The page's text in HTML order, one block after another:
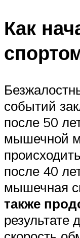
Как
событий
после 50
мышечной
после 40
мышечная
также
результате